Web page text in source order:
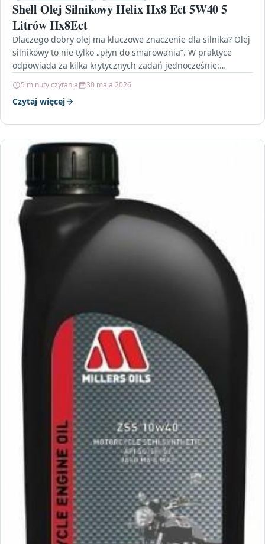
Shell Olej Silnikowy Helix Hx8 Ect 5W40 5
Litrów Hx8Ect
Dlaczego dobry olej ma kluczowe znaczenie dla silnika? Olej
silnikowy to nie tylko „płyn do smarowania”. W praktyce
odpowiada za kilka krytycznych zadań jednocześnie:…
5 minuty czytania 30 maja 2026
Czytaj więcej